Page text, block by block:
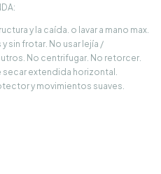
y la caída. o lavar a mano max.
sin frotar. No usar lejía /
No centrifugar. No retorcer.
secar extendida horizontal.
y movimientos suaves.